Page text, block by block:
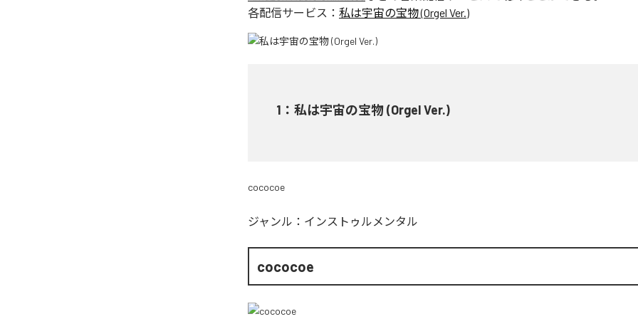
各配信サービス： 私は宇宙の宝物 (Orgel Ver.)
1 ： 私は宇宙の宝物 (Orgel Ver.)
cococoe
ジャンル： インストゥルメンタル
cococoe